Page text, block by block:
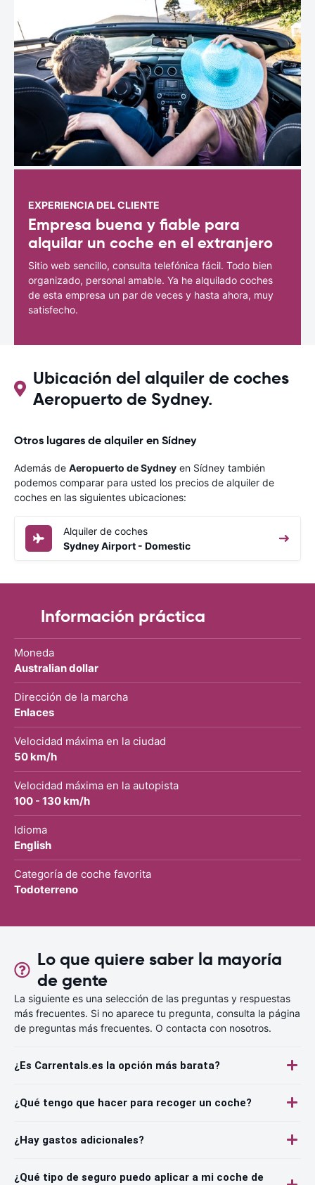
EXPERIENCIA DEL CLIENTE
Empresa buena y fiable para
alquilar un coche en el extranjero
Sitio web sencillo, consulta telefónica fácil. Todo bien
organizado, personal amable. Ya he alquilado coches
de esta empresa un par de veces y hasta ahora, muy
satisfecho.
Ubicación del alquiler de coches
Aeropuerto de Sydney.
Otros lugares de alquiler en Sídney
Además de Aeropuerto de Sydney en Sídney también
podemos comparar para usted los precios de alquiler de
coches en las siguientes ubicaciones:
Alquiler de coches
Sydney Airport - Domestic
Información práctica
Moneda
Australian dollar
Dirección de la marcha
Enlaces
Velocidad máxima en la ciudad
50 km/h
Velocidad máxima en la autopista
100 - 130 km/h
Idioma
English
Categoría de coche favorita
Todoterreno
Lo que quiere saber la mayoría
de gente
La siguiente es una selección de las preguntas y respuestas
más frecuentes. Si no aparece tu pregunta, consulta la página
de preguntas más frecuentes. O contacta con nosotros.
¿Es Carrentals.es la opción más barata?
¿Qué tengo que hacer para recoger un coche?
¿Hay gastos adicionales?
¿Qué tipo de seguro puedo aplicar a mi coche de